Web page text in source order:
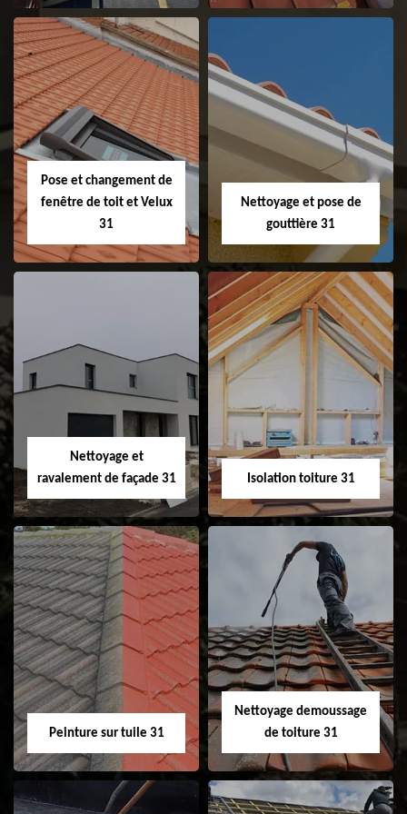
Couvreur 31
Etanchéité de
faitage et faitière
31
Pose et changement de
fenêtre de toit et Velux
31
Pose et
changement de
fenêtre de toit et
Velux 31
Nettoyage et pose de
gouttière 31
Nettoyage et pose
Nettoyage et
ravalement de façade 31
Nettoyage et
ravalement de
façade 31
Isolation toiture 31
Isolation toiture 31
Peinture sur tuile 31
Nettoyage demoussage
de toiture 31